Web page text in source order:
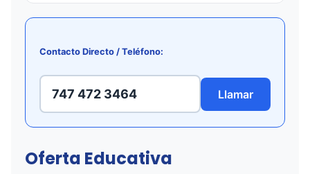
Contacto Directo / Teléfono:
747 472 3464 Llamar
Oferta Educativa